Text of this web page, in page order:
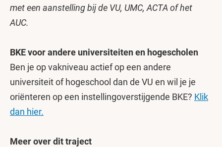
met een aanstelling bij de VU, UMC, ACTA of het
AUC.
BKE voor andere universiteiten en hogescholen
Ben je op vakniveau actief op een andere
universiteit of hogeschool dan de VU en wil je je
oriënteren op een instellingoverstijgende BKE? Klik
dan hier.
Meer over dit traject